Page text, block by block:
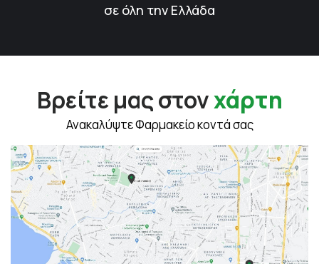
σε όλη την Ελλάδα
Βρείτε μας στονχάρτη
Ανακαλύψτε Φαρμακείο κοντά σας